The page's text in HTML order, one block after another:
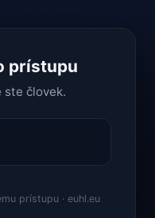
prístupu
ste človek.
prístupu · euhl.eu